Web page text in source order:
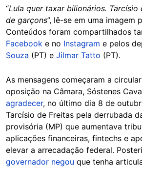
“Lula quer taxar bilionários. Tarcísio
de garçons”, lê-se em uma imagem
Conteúdos foram compartilhados
Facebook e no Instagram e pelos
Souza (PT) e Jilmar Tatto (PT).
As mensagens começaram a
oposição na Câmara, Sóstenes
agradecer, no último dia 8 de
Tarcísio de Freitas pela derrubada
provisória (MP) que aumentava
aplicações financeiras, fintechs e
elevar a arrecadação federal.
governador negou que tenha